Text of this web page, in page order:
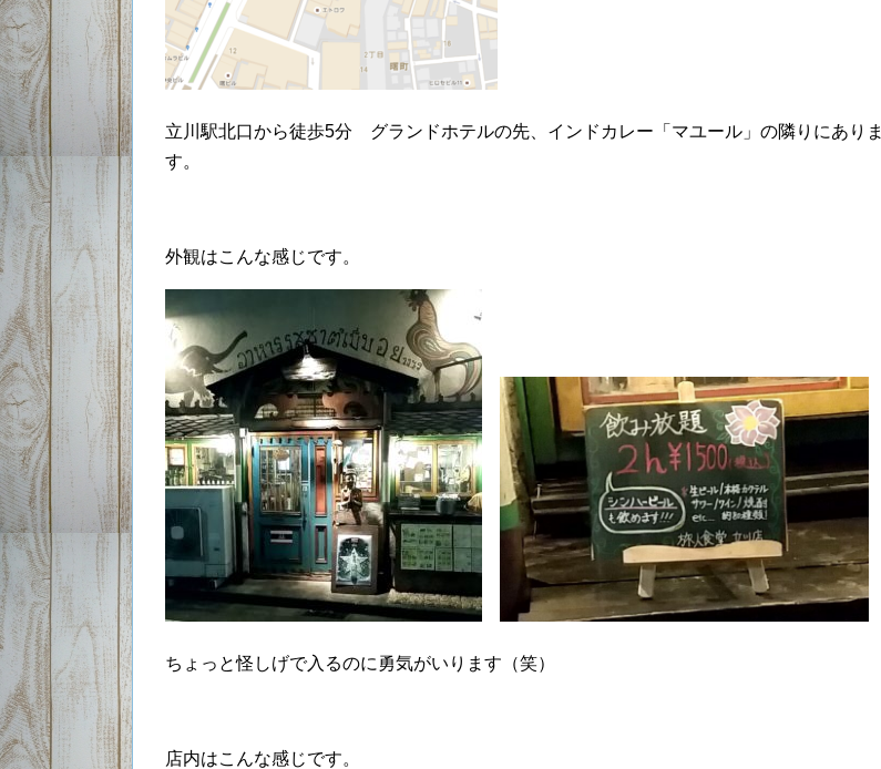
立川駅北口から徒歩5分 グランドホテルの先、インドカレー「マユール」の隣りにありま
す。
外観はこんな感じです。
ちょっと怪しげで入るのに勇気がいります（笑）
店内はこんな感じです。